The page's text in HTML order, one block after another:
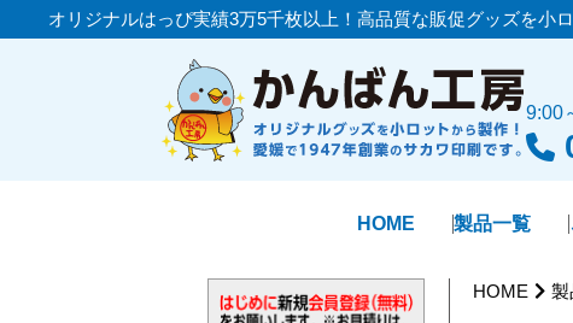
オリジナルはっぴ実績3万5千枚以上！高品質な販促グッズを
9:00
HOME 製品一覧
HOME 製